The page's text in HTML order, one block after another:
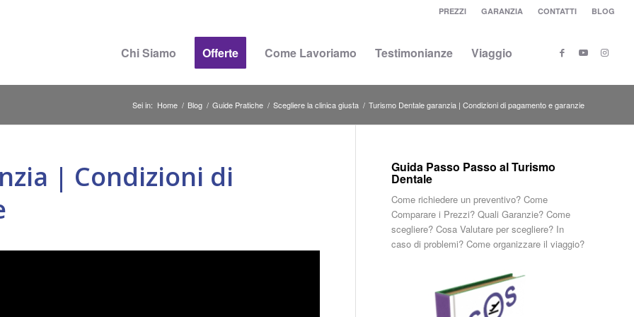
PREZZI GARANZIA CONTATTI BLOG
Chi Siamo Offerte Come Lavoriamo Testimonianze Viaggio
Sei in: Home / Blog / Guide Pratiche / Scegliere la clinica giusta / Turismo Dentale garanzia | Condizioni di pagamento e garanzie
| Condizioni di
Guida Passo Passo al Turismo
Dentale
Come richiedere un preventivo? Come
Comparare i Prezzi? Quali Garanzie? Come
scegliere? Cosa Valutare per scegliere? In
caso di problemi? Come organizzare il viaggio?